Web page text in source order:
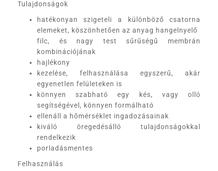
Tulajdonságok
hatékonyan szigeteli a különböző csatorna
elemeket, köszönhetően az anyag hangelnyelő
filc, és nagy test sűrűségű membrán
kombinációjának
hajlékony
kezelése, felhasználása egyszerű, akár
egyenetlen felületeken is
könnyen szabható egy kés, vagy olló
segítségével, könnyen formálható
ellenáll a hőmérséklet ingadozásainak
kiváló öregedésálló tulajdonságokkal
rendelkezik
porladásmentes
Felhasználás